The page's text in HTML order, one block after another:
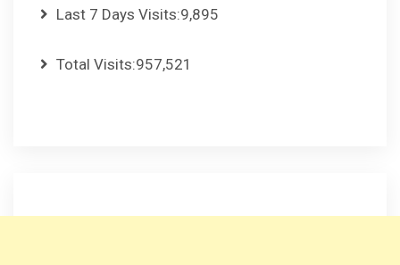
Last 7 Days Visits:9,895
Total Visits:957,521